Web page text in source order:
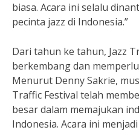
biasa. Acara ini selalu
pecinta jazz di Indonesia.”
Dari tahun ke tahun, Jazz
berkembang dan
Menurut Denny Sakrie,
Traffic Festival telah
besar dalam memajukan
Indonesia. Acara ini